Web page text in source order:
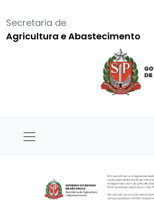
Secretaria de
Agricultura e Abastecimento